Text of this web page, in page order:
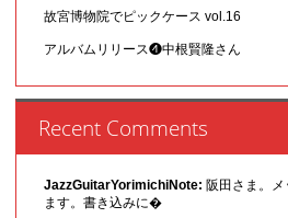
故宮博物院でピックケース vol.16
アルバムリリース❹中根賢隆さん
Recent Comments
JazzGuitarYorimichiNote: 阪田さま。
ます。書き込みに�